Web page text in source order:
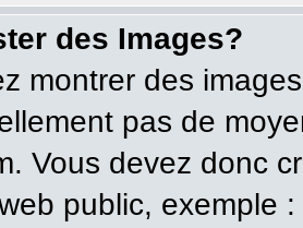
des Images?
montrer des
pas de
Vous devez donc
public, exemple